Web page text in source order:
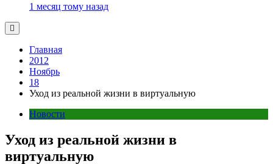
1 месяц тому назад
Главная
2012
Ноябрь
18
Уход из реальной жизни в виртуальную
Новости
Уход из реальной жизни в
виртуальную